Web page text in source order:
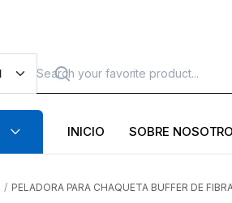
INICIO SOBRE
PELADORA PARA CHAQUETA BUFFER DE